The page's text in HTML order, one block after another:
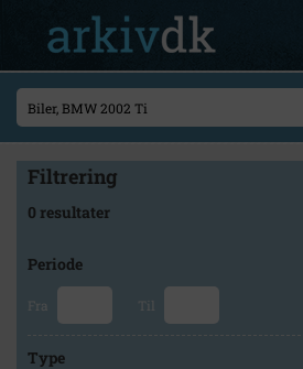
Filtrering
0 resultater
Periode
Fra Til
Type